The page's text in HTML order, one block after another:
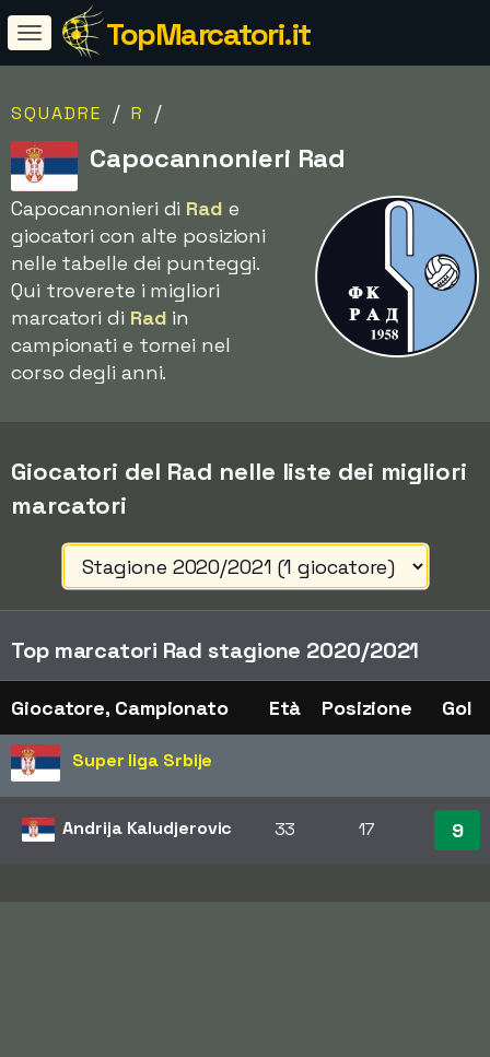
TopMarcatori.it
SQUADRE / R /
Capocannonieri Rad
Capocannonieri di Rad e
giocatori con alte posizioni
nelle tabelle dei punteggi.
Qui troverete i migliori
marcatori di Rad in
campionati e tornei nel
corso degli anni.
Giocatori del Rad nelle liste dei migliori
marcatori
Top marcatori Rad stagione 2020/2021
Giocatore, Campionato Età Posizione Gol
Super liga Srbije
Andrija Kaludjerovic 33 17 9